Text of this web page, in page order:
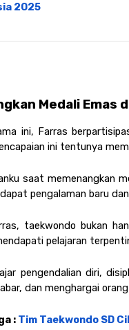
2025
Medali Emas
ini, Farras
ini tentunya
saat memenangkan
pengalaman baru
taekwondo bukan
pelajaran
pengendalian diri,
dan menghargai
: Tim Taekwondo SD